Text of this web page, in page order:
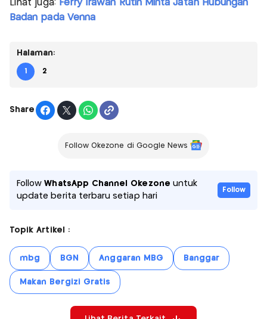
Lihat juga: Ferry Irawan Rutin Minta Jatah Hubungan
Badan pada Venna
Halaman:
1 2
Share
Follow Okezone di Google News
FollowWhatsApp Channel Okezone untuk
update berita terbaru setiap hari
Follow
Topik Artikel :
mbg BGN Anggaran MBG Banggar
Makan Bergizi Gratis